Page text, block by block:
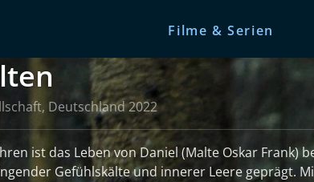
Filme & Serien
Deutschland 2022
ist das Leben von Daniel (Malte Oskar Frank)
Gefühlskälte und innerer Leere geprägt.